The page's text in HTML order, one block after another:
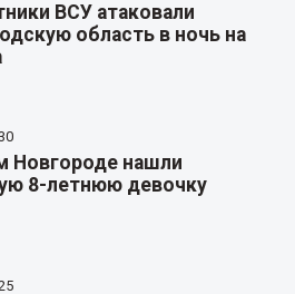
ВСУ атаковали
область в ночь на
Новгороде нашли
8-летнюю девочку